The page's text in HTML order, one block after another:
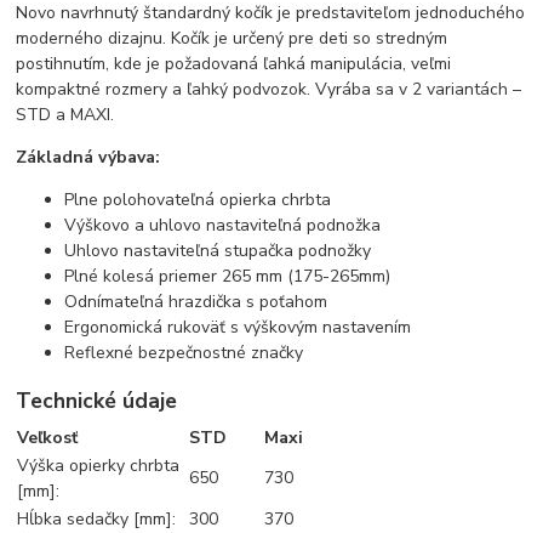
Novo navrhnutý štandardný kočík je predstaviteľom jednoduchého
moderného dizajnu. Kočík je určený pre deti so stredným
postihnutím, kde je požadovaná ľahká manipulácia, veľmi
kompaktné rozmery a ľahký podvozok. Vyrába sa v 2 variantách –
STD a MAXI.
Základná výbava:
Plne polohovateľná opierka chrbta
Výškovo a uhlovo nastaviteľná podnožka
Uhlovo nastaviteľná stupačka podnožky
Plné kolesá priemer 265 mm (175-265mm)
Odnímateľná hrazdička s poťahom
Ergonomická rukoväť s výškovým nastavením
Reflexné bezpečnostné značky
Technické údaje
Veľkosť STD
Maxi
Výška opierky chrbta
[mm]:
650
730
Hĺbka sedačky [mm]:
300
370